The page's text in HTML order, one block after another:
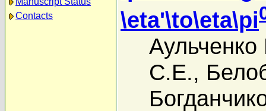
Contacts
\eta'\to\eta\pi
С.Е.,